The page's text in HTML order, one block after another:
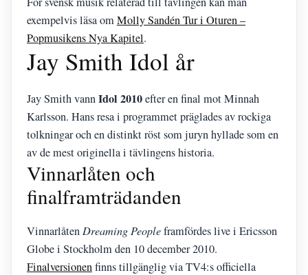
exempelvis läsa omMolly Sandén Tur i Oturen –
Popmusikens Nya Kapitel.
Jay Smith Idol år
Jay Smith vannIdol 2010efter en final mot Minnah
Karlsson. Hans resa i programmet präglades av rockiga
tolkningar och en distinkt röst som juryn hyllade som en
av de mest originella i tävlingens historia.
Vinnarlåten och
finalframträdanden
Vinnarlåten Dreaming Peopleframfördes live i Ericsson
Globe i Stockholm den 10 december 2010.
Finalversionenfinns tillgänglig via TV4:s officiella